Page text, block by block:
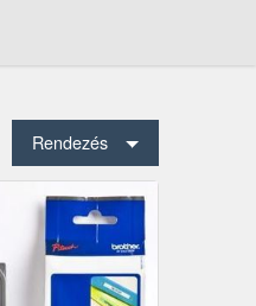
Rendezés